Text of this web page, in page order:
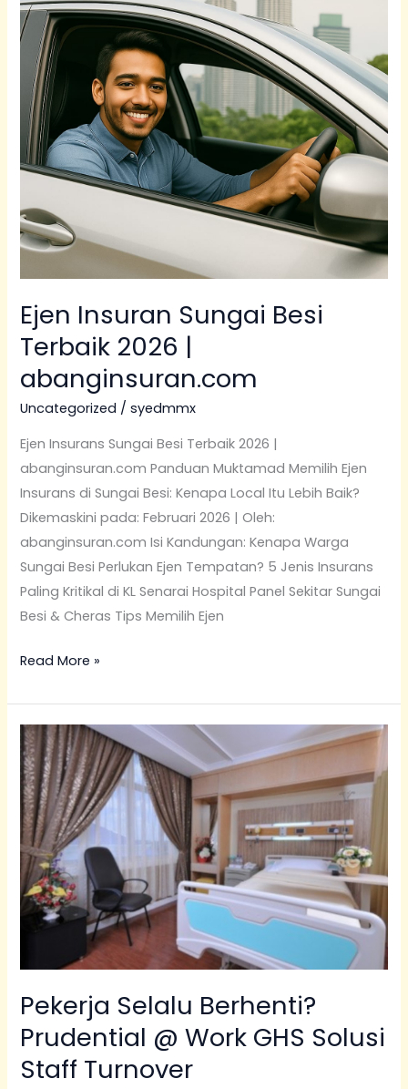
Ejen Insuran Sungai Besi
Terbaik 2026 |
abanginsuran.com
Uncategorized /syedmmx
Ejen Insurans Sungai Besi Terbaik 2026 |
abanginsuran.com Panduan Muktamad Memilih Ejen
Insurans di Sungai Besi: Kenapa Local Itu Lebih Baik?
Dikemaskini pada: Februari 2026 | Oleh:
abanginsuran.com Isi Kandungan: Kenapa Warga
Sungai Besi Perlukan Ejen Tempatan? 5 Jenis Insurans
Paling Kritikal di KL Senarai Hospital Panel Sekitar Sungai
Besi & Cheras Tips Memilih Ejen
Terbaik
2026
abanginsuran.com
Read More »
Pekerja Selalu Berhenti?
Prudential @ Work GHS Solusi
Staff Turnover
Pekerja
Selalu
Berhenti?
Prudential
@
Work
GHS
Solusi
Turnover